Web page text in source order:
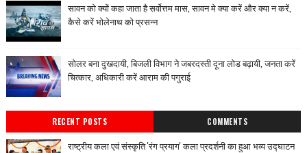
सावन को क्यों कहा जाता है सर्वोत्तम मास, सावन मे क्या करें और क्या न करें,
कैसे करें भोलेनाथ को प्रसन्न
सोलर बना दुखदायी, बिजली विभाग ने जबरदस्ती दूना लोड बढ़ायी, जनता करें
चित्कार, अधिकारी करें आराम की पगुराई
RECENT POSTS COMMENTS
राष्ट्रीय कला एवं संस्कृति 'रंग प्रयाग' कला प्रदर्शनी का हुआ भव्य उद्घाटन